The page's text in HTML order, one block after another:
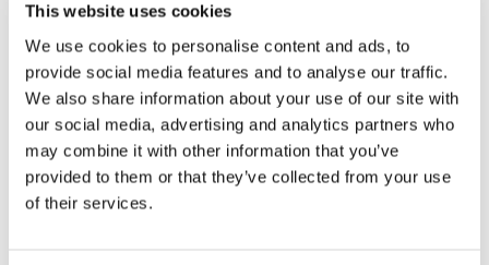
This website uses cookies
We use cookies to personalise content and ads, to
provide social media features and to analyse our traffic.
We also share information about your use of our site with
our social media, advertising and analytics partners who
may combine it with other information that you’ve
provided to them or that they’ve collected from your use
of their services.
Albanian
Italian Spanish-Latin America
Don't see your language? Request permission to translate
Expected publication Date: 2025-01-31
Copyright © 2026 The International Federation of
Accountants (IFAC). All rights reserved.